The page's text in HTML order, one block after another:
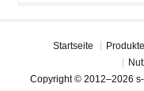
Startseite Produkte
Copyright © 2012–2026